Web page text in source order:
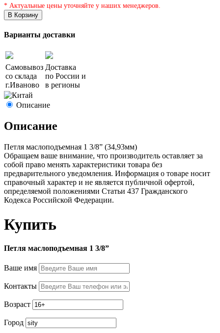
* Актуальные цены уточняйте у наших менеджеров.
В Корзину
Варианты доставки
Самовывоз
со склада
г.Иваново
Доставка
по России и
в регионы
Описание
Описание
Петля маслоподъемная 1 3/8” (34,93мм)
Обращаем ваше внимание, что производитель оставляет за
собой право менять характеристики товара без
предварительного уведомления. Информация о товаре носит
справочный характер и не является публичной офертой,
определяемой положениями Статьи 437 Гражданского
Кодекса Российской Федерации.
Купить
Петля маслоподъемная 1 3/8”
Ваше имя
Контакты
Возраст
Город